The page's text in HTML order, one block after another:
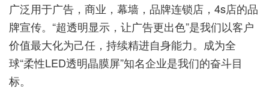
广泛用于广告，商业，幕墙，品牌连锁店，4s店的品
牌宣传。 “超透明显示，让广告更出色”是我们以客户
价值最大化为己任，持续精进自身能力。成为全
球“柔性LED透明晶膜屏”知名企业是我们的奋斗目
标。